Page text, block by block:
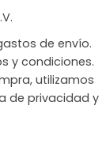
de envío.
y condiciones.
utilizamos
de privacidad y